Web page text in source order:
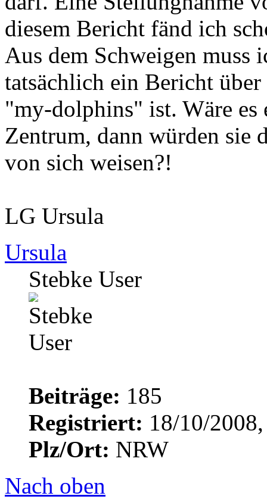
diesem Bericht fänd ich
Aus dem Schweigen muss
tatsächlich ein Bericht über
"my-dolphins" ist. Wäre es
Zentrum, dann würden sie
von sich weisen?!
LG Ursula
Ursula
Stebke User
Beiträge: 185
Registriert: 18/10/
Plz/Ort: NRW
Nach oben